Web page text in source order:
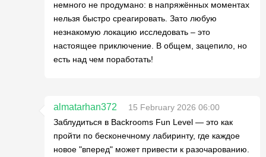
немного не продумано: в напряжённых моментах
нельзя быстро среагировать. Зато любую
незнакомую локацию исследовать – это
настоящее приключение. В общем, зацепило, но
есть над чем поработать!
almatarhan372
15 February 2026 06:00
Заблудиться в Backrooms Fun Level — это как
пройти по бесконечному лабиринту, где каждое
новое "вперед" может привести к разочарованию.